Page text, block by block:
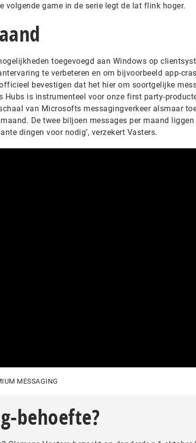
volgende game in de serie legt de lat flink hoger.
toegevoegd aan Windows op
te verbeteren en om bijvoorbeeld app-
bevestigen dat het hier om soortgelijke
Hubs is instrumenteel voor onze first party-
van Microsofts messagingverkeer alsmaar
De twee biljoen messages per maand liggen
dingen voor nodig’, verzekert Vasters.
MESSAGING
behoefte?